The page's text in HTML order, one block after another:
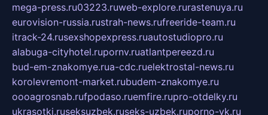
mega-press.ru03223.ruweb-explore.rurastenuya.ru
eurovision-russia.rustrah-news.rufreeride-team.ru
itrack-24.rusexshopexpress.ruautostudiopro.ru
alabuga-cityhotel.rupornv.ruatlantpereezd.ru
bud-em-znakomye.rua-cdc.ruelektrostal-news.ru
korolevremont-market.rubudem-znakomye.ru
oooagrosnab.rufpodaso.ruemfire.rupro-otdelky.ru
ukrasotki.ruseksuzbek.ruseks-uzbek.ruporno-vk.ru